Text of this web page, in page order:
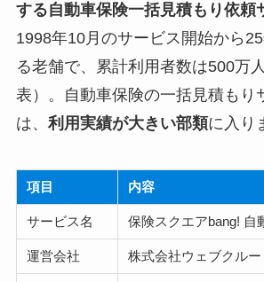
する自動車保険一括見積もり依頼
1998年10月のサービス開始から
る老舗で、累計利用者数は500万
表）。自動車保険の一括見積もり
は、 利用実績が大きい部類に入り
項目 内容
サービス名 保険スクエアbang! 自
運営会社 株式会社ウェブクルー